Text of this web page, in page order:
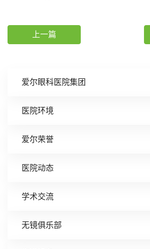
爱尔眼科医院集团
医院环境
爱尔荣誉
医院动态
学术交流
无镜俱乐部
上一篇